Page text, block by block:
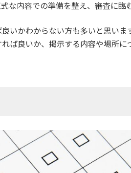
な内容での準備を整え、審査に臨
いかわからない方も多いと思いま
ば良いか、掲示する内容や場所に